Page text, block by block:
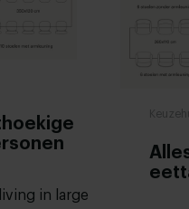
in large